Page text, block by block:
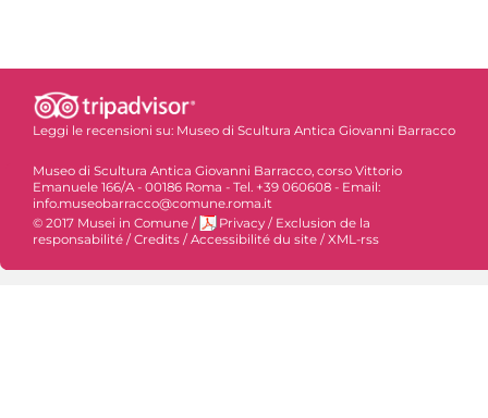
Leggi le recensioni su: Museo di Scultura Antica Giovanni Barracco
Museo di Scultura Antica Giovanni Barracco, corso Vittorio
Emanuele 166/A - 00186 Roma - Tel. +39 060608 - Email:
info.museobarracco@comune.roma.it
© 2017 Musei in Comune / Privacy / Exclusion de la
responsabilité / Credits / Accessibilité du site / XML-rss